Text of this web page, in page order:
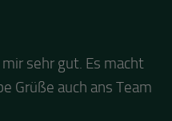
nochmals besten
Der aktuelle Live